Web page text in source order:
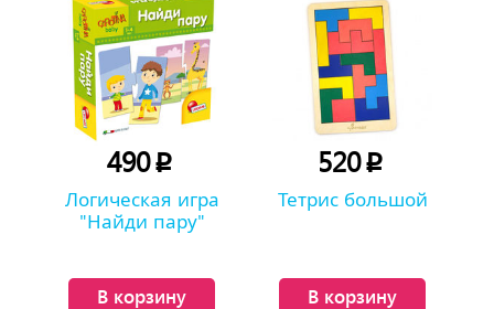
490p
Логическая игра
"Найди пару"
В корзину
520p
Тетрис большой
В корзину